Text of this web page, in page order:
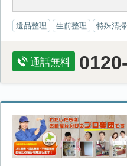
遺品整理 生前整理 特殊清掃
通話無料